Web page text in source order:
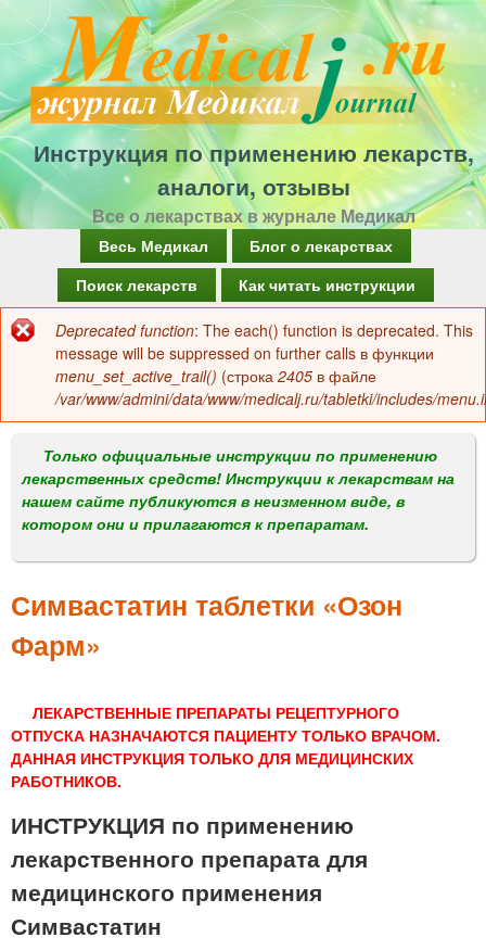
Перейти
к
основному
содержанию
Инструкция по применению лекарств,
аналоги, отзывы
Все о лекарствах в журнале Медикал
а
в
о
м
е
н
Весь Медикал
Блог о лекарствах
Поиск лекарств
Как читать инструкции
Сообщение
об
ошибке
Deprecated function: The each() function is deprecated. This
message will be suppressed on further calls в функции
menu_set_active_trail() (строка 2405 в файле
/var/www/admini/data/www/medicalj.ru/tabletki/includes/
Только официальные инструкции по применению
лекарственных средств! Инструкции к лекарствам на
нашем сайте публикуются в неизменном виде, в
котором они и прилагаются к препаратам.
Симвастатин таблетки «Озон
Фарм»
ЛЕКАРСТВЕННЫЕ ПРЕПАРАТЫ РЕЦЕПТУРНОГО
ОТПУСКА НАЗНАЧАЮТСЯ ПАЦИЕНТУ ТОЛЬКО ВРАЧОМ.
ДАННАЯ ИНСТРУКЦИЯ ТОЛЬКО ДЛЯ МЕДИЦИНСКИХ
РАБОТНИКОВ.
ИНСТРУКЦИЯ по применению
лекарственного препарата для
медицинского применения
Симвастатин